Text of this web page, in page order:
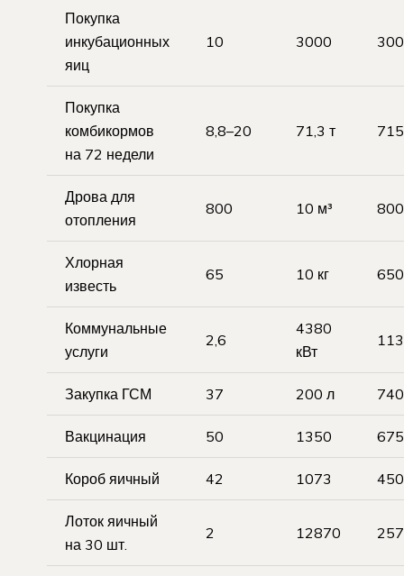
Покупка
инкубационных
яиц
10 3000
Покупка
комбикормов
на 72 недели
8,8–20 71,3 т
Дрова для
отопления
800 10 м³
Хлорная
известь
65 10 кг 650
Коммунальные
услуги
2,6
4380
кВт
Закупка ГСМ 37 200 л
Вакцинация 50 1350
Короб яичный 42 1073
Лоток яичный
на 30 шт.
2 12870